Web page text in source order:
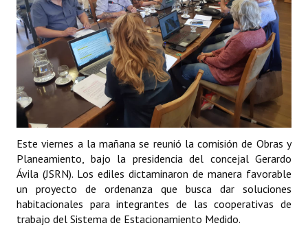
Este viernes a la mañana se reunió la comisión de Obras y
Planeamiento, bajo la presidencia del concejal Gerardo
Ávila (JSRN). Los ediles dictaminaron de manera favorable
un proyecto de ordenanza que busca dar soluciones
habitacionales para integrantes de las cooperativas de
trabajo del Sistema de Estacionamiento Medido.